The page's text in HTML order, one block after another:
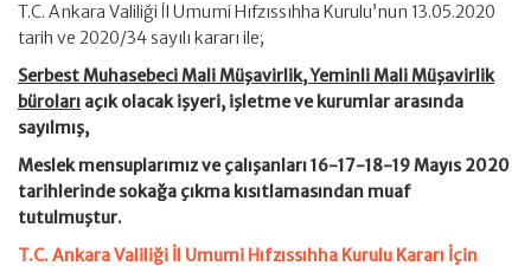
T.C. Ankara Valiliği İl Umumi Hıfzıssıhha Kurulu’nun 13.05.2020
tarih ve 2020/34 sayılı kararı ile;
Serbest Muhasebeci Mali Müşavirlik, Yeminli Mali Müşavirlik
büroları açık olacak işyeri, işletme ve kurumlar arasında
sayılmış,
Meslek mensuplarımız ve çalışanları 16-17-18-19 Mayıs 2020
tarihlerinde sokağa çıkma kısıtlamasından muaf
tutulmuştur.
T.C. Ankara Valiliği İl Umumi Hıfzıssıhha Kurulu Kararı İçin